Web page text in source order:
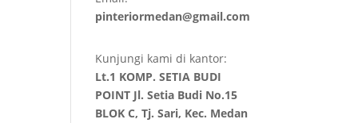
pinteriormedan@gmail.com
Kunjungi kami di kantor:
Lt.1 KOMP. SETIA BUDI
POINT Jl. Setia Budi No.15
BLOK C, Tj. Sari, Kec. Medan